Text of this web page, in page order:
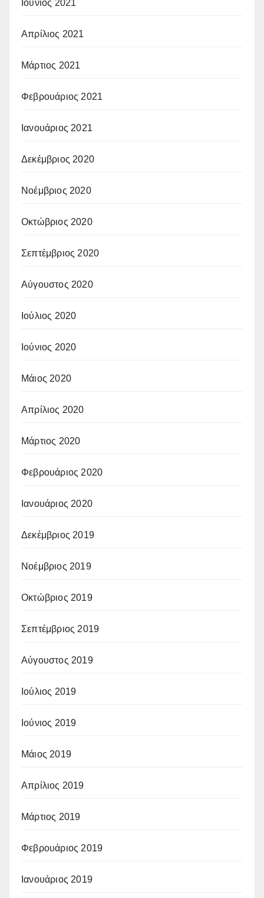
Ιούνιος 2021
Απρίλιος 2021
Μάρτιος 2021
Φεβρουάριος 2021
Ιανουάριος 2021
Δεκέμβριος 2020
Νοέμβριος 2020
Οκτώβριος 2020
Σεπτέμβριος 2020
Αύγουστος 2020
Ιούλιος 2020
Ιούνιος 2020
Μάιος 2020
Απρίλιος 2020
Μάρτιος 2020
Φεβρουάριος 2020
Ιανουάριος 2020
Δεκέμβριος 2019
Νοέμβριος 2019
Οκτώβριος 2019
Σεπτέμβριος 2019
Αύγουστος 2019
Ιούλιος 2019
Ιούνιος 2019
Μάιος 2019
Απρίλιος 2019
Μάρτιος 2019
Φεβρουάριος 2019
Ιανουάριος 2019